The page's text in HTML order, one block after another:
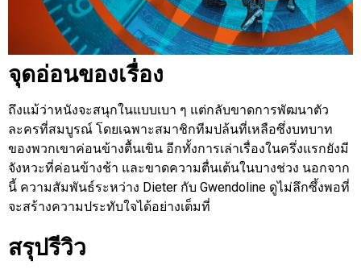
จุดอ่อนของเรื่อง
ถึงแม้ว่าหนังจะสนุกในแบบเบา ๆ แต่กลับขาดการพัฒนาตัว
ละครที่สมบูรณ์ โดยเฉพาะสมาชิกทีมปล้นที่เหลือซึ่งบทบาท
ของพวกเขาค่อนข้างตื้นเขิน อีกทั้งการเล่าเรื่องในครึ่งแรกยังมี
จังหวะที่ค่อนข้างช้า และขาดความตื่นเต้นในบางช่วง นอกจาก
นี้ ความสัมพันธ์ระหว่าง Dieter กับ Gwendoline ดูไม่ลึกซึ้งพอที่
จะสร้างความประทับใจได้อย่างเต็มที่
สรุปรีวิว